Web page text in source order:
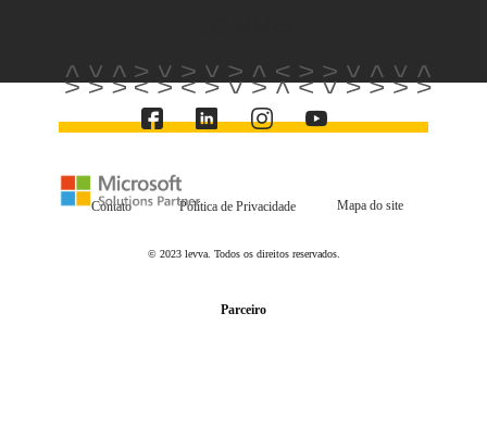
Parceiro
Contato Política de Privacidade Mapa do site
© 2023 levva. Todos os direitos reservados.